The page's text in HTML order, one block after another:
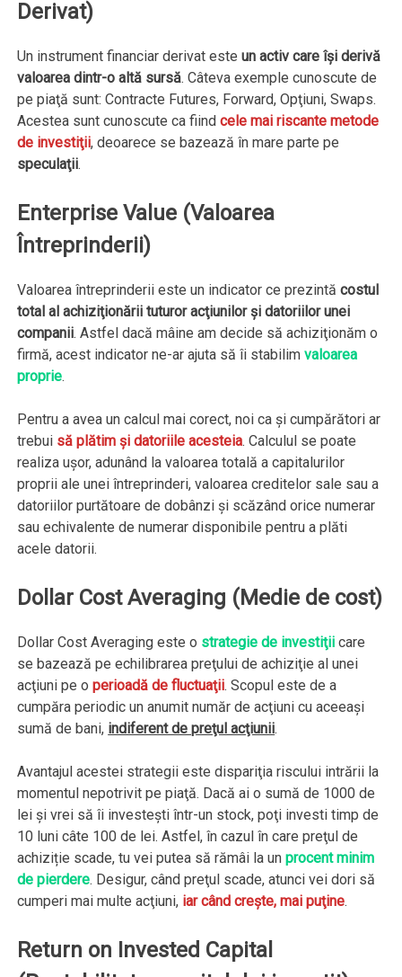
Derivat)
Un instrument financiar derivat esteun activ care îşi derivă
valoarea dintr-o altă sursă. Câteva exemple cunoscute de
pe piaţă sunt: Contracte Futures, Forward, Opţiuni, Swaps.
Acestea sunt cunoscute ca fiindcele mai riscante metode
de investiţii, deoarece se bazează în mare parte pe
speculaţii.
Enterprise Value (Valoarea
Întreprinderii)
Valoarea întreprinderii este un indicator ce prezintăcostul
total al achiziţionării tuturor acţiunilor şi datoriilor unei
companii. Astfel dacă mâine am decide să achiziţionăm o
firmă, acest indicator ne-ar ajuta să îi stabilimvaloarea
proprie.
Pentru a avea un calcul mai corect, noi ca şi cumpărători ar
trebui să plătim şi datoriile acesteia. Calculul se poate
realiza uşor, adunând la valoarea totală a capitalurilor
proprii ale unei întreprinderi, valoarea creditelor sale sau a
datoriilor purtătoare de dobânzi şi scăzând orice numerar
sau echivalente de numerar disponibile pentru a plăti
acele datorii.
Dollar Cost Averaging (Medie de cost)
Dollar Cost Averaging este o strategie de investiţii care
se bazează pe echilibrarea preţului de achiziţie al unei
acţiuni pe operioadă de fluctuaţii. Scopul este de a
cumpăra periodic un anumit număr de acţiuni cu aceeaşi
sumă de bani, indiferent de preţul acţiunii.
Avantajul acestei strategii este dispariţia riscului intrării la
momentul nepotrivit pe piaţă. Dacă ai o sumă de 1000 de
lei şi vrei să îi investeşti într-un stock, poţi investi timp de
10 luni câte 100 de lei. Astfel, în cazul în care preţul de
achiziție scade, tu vei putea să rămâi la unprocent minim
de pierdere. Desigur, când preţul scade, atunci vei dori să
cumperi mai multe acţiuni, iar când crește, mai puţine.
Return on Invested Capital